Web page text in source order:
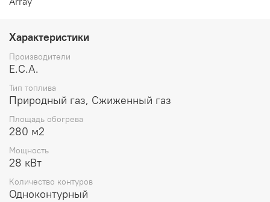
Характеристики
Производители
E.C.A.
Тип топлива
Природный газ, Сжиженный газ
Площадь обогрева
280 м2
Мощность
28 кВт
Количество контуров
Одноконтурный